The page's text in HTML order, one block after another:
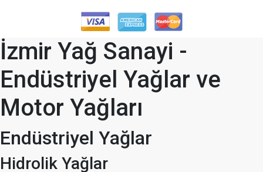
İzmir Yağ Sanayi -
Endüstriyel Yağlar ve
Motor Yağları
Endüstriyel Yağlar
Hidrolik Yağlar